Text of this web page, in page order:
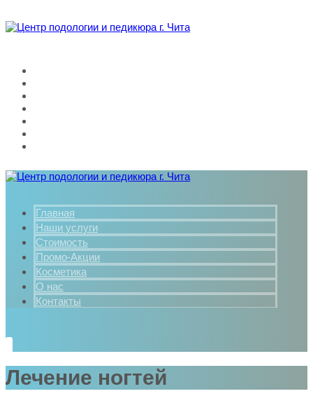
Главная
Наши услуги
Стоимость
Промо-Акции
Косметика
О нас
Контакты
Лечение ногтей